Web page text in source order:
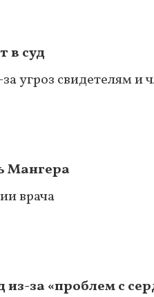
в суд
угроз свидетелям и
Мангера
врача
из-за «проблем с